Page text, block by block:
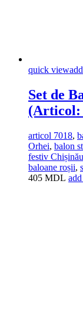
quick view
Set de
(Articol:
articol 7018,
Orhei, balon
festiv Chișinău
baloane roșii,
405 MDL